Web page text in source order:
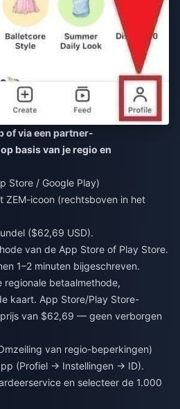
of via een partner-
basis van je regio en
Store / Google Play)
ZEM-icoon (rechtsboven in het
($62,69 USD).
van de App Store of Play Store.
1–2 minuten bijgeschreven.
betaalmethode,
kaart. App Store/Play Store-
van $62,69 — geen verborgen
van regio-beperkingen)
(Profiel → Instellingen → ID).
en selecteer de 1.000